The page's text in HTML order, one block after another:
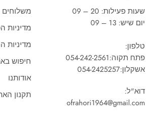
שעות פעילות: 20 – 09
יום שיש: 13 – 09
טלפון:
פתח תקוה:054-242-2561
אשקלון:054-2425257
דוא"ל:
ofrahori1964@gmail.com
משלוחים
מדיניות
מדיניות
חיפוש
אודותנו
תקנון